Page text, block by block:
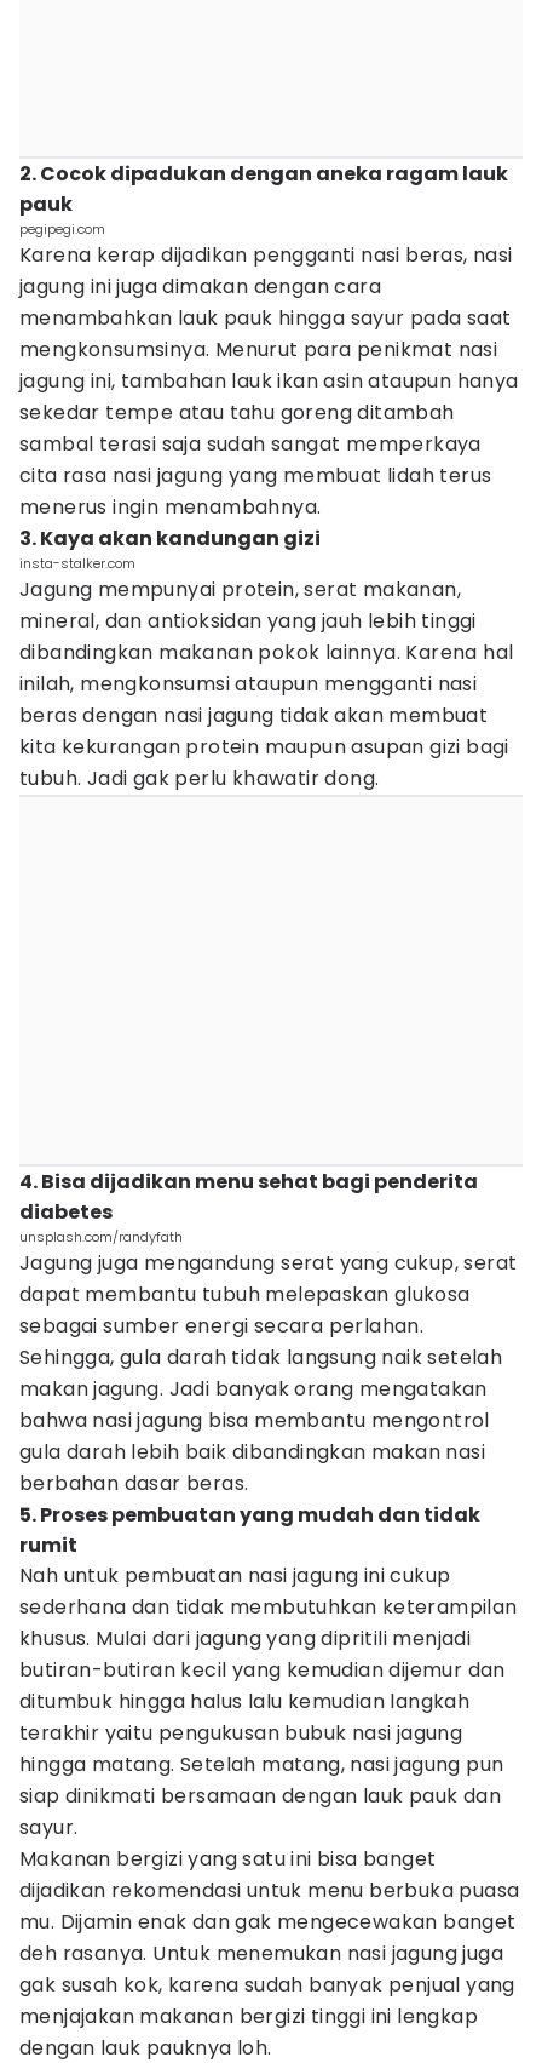
2. Cocok dipadukan dengan aneka ragam lauk
pauk
pegipegi.com
Karena kerap dijadikan pengganti nasi beras, nasi
jagung ini juga dimakan dengan cara
menambahkan lauk pauk hingga sayur pada saat
mengkonsumsinya. Menurut para penikmat nasi
jagung ini, tambahan lauk ikan asin ataupun hanya
sekedar tempe atau tahu goreng ditambah
sambal terasi saja sudah sangat memperkaya
cita rasa nasi jagung yang membuat lidah terus
menerus ingin menambahnya.
3. Kaya akan kandungan gizi
insta-stalker.com
Jagung mempunyai protein, serat makanan,
mineral, dan antioksidan yang jauh lebih tinggi
dibandingkan makanan pokok lainnya. Karena hal
inilah, mengkonsumsi ataupun mengganti nasi
beras dengan nasi jagung tidak akan membuat
kita kekurangan protein maupun asupan gizi bagi
tubuh. Jadi gak perlu khawatir dong.
4. Bisa dijadikan menu sehat bagi penderita
diabetes
unsplash.com/randyfath
Jagung juga mengandung serat yang cukup, serat
dapat membantu tubuh melepaskan glukosa
sebagai sumber energi secara perlahan.
Sehingga, gula darah tidak langsung naik setelah
makan jagung. Jadi banyak orang mengatakan
bahwa nasi jagung bisa membantu mengontrol
gula darah lebih baik dibandingkan makan nasi
berbahan dasar beras.
5. Proses pembuatan yang mudah dan tidak
rumit
Nah untuk pembuatan nasi jagung ini cukup
sederhana dan tidak membutuhkan keterampilan
khusus. Mulai dari jagung yang dipritili menjadi
butiran-butiran kecil yang kemudian dijemur dan
ditumbuk hingga halus lalu kemudian langkah
terakhir yaitu pengukusan bubuk nasi jagung
hingga matang. Setelah matang, nasi jagung pun
siap dinikmati bersamaan dengan lauk pauk dan
sayur.
Makanan bergizi yang satu ini bisa banget
dijadikan rekomendasi untuk menu berbuka puasa
mu. Dijamin enak dan gak mengecewakan banget
deh rasanya. Untuk menemukan nasi jagung juga
gak susah kok, karena sudah banyak penjual yang
menjajakan makanan bergizi tinggi ini lengkap
dengan lauk pauknya loh.